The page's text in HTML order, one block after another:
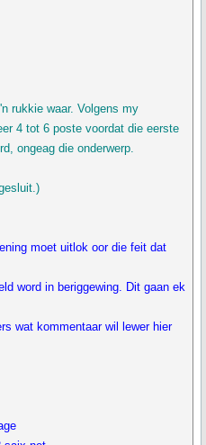
rukkie waar. Volgens my
4 tot 6 poste voordat die eerste
ongeag die onderwerp.
moet uitlok oor die feit dat
word in beriggewing. Dit gaan ek
wat kommentaar wil lewer hier